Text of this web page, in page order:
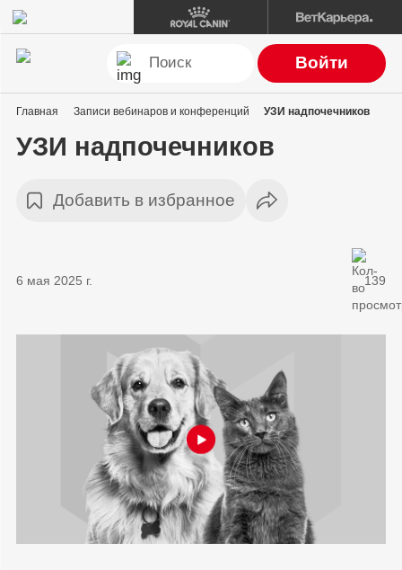
Войти
Главная Записи вебинаров и конференций УЗИ надпочечников
УЗИ надпочечников
Добавить в избранное
6 мая 2025 г. 139